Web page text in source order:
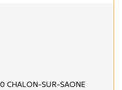
CHALON-SUR-SAONE